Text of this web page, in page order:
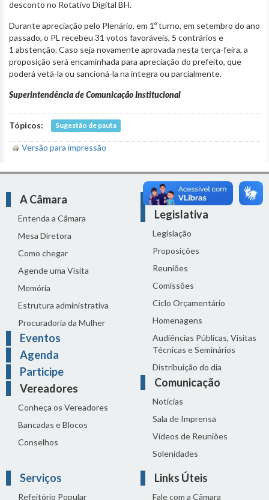
desconto no Rotativo Digital BH.
Durante apreciação pelo Plenário, em 1º turno, em setembro do ano
passado, o PL recebeu 31 votos favoráveis, 5 contrários e
1 abstenção. Caso seja novamente aprovada nesta terça-feira, a
proposição será encaminhada para apreciação do prefeito, que
poderá vetá-la ou sancioná-la na íntegra ou parcialmente.
Superintendência de Comunicação Institucional
Tópicos: Sugestão de pauta
Versão para impressão
A Câmara
Entenda a Câmara
Mesa Diretora
Como chegar
Agende uma Visita
Memória
Estrutura administrativa
Procuradoria da Mulher
Eventos
Agenda
Participe
Vereadores
Conheça os Vereadores
Bancadas e Blocos
Conselhos
Atividade
Legislativa
Legislação
Proposições
Reuniões
Comissões
Ciclo Orçamentário
Homenagens
Audiências Públicas, Visitas
Técnicas e Seminários
Distribuição do dia
Comunicação
Notícias
Sala de Imprensa
Vídeos de Reuniões
Solenidades
Serviços
Refeitório Popular
Links Úteis
Fale com a Câmara